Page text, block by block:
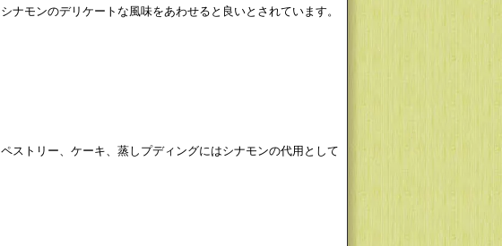
モンのデリケートな風味をあわせると良いとされています。
ストリー、ケーキ、蒸しプディングにはシナモンの代用として